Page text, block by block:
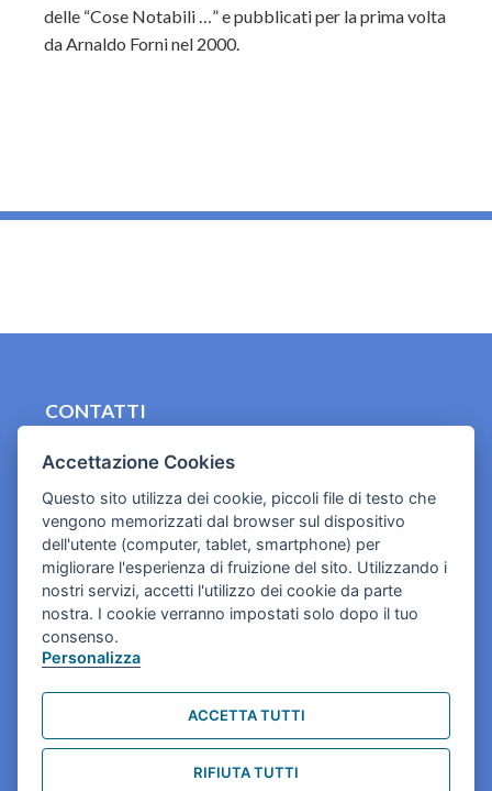
delle “Cose Notabili …” e pubblicati per la prima volta
da Arnaldo Forni nel 2000.
CONTATTI
Cookies e informativa privacy
Accettazione Cookies
Questo sito utilizza dei cookie, piccoli file di testo che
vengono memorizzati dal browser sul dispositivo
dell'utente (computer, tablet, smartphone) per
migliorare l'esperienza di fruizione del sito. Utilizzando i
nostri servizi, accetti l'utilizzo dei cookie da parte
nostra. I cookie verranno impostati solo dopo il tuo
consenso.
Personalizza
ACCETTA TUTTI
RIFIUTA TUTTI